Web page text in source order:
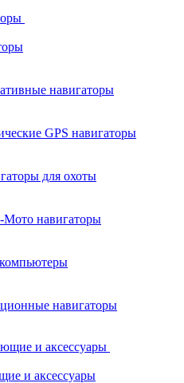
навигаторы
GPS навигаторы
для охоты
Мото навигаторы
навигаторы
и аксессуары
и аксессуары